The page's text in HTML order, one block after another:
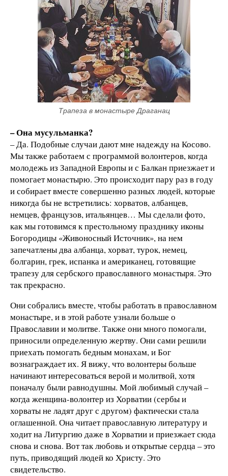
Трапеза в монастыре Драганац
– Она мусульманка?
– Да. Подобные случаи дают мне надежду на Косово.
Мы также работаем с программой волонтеров, когда
молодежь из Западной Европы и с Балкан приезжает и
помогает монастырю. Это происходит пару раз в году
и собирает вместе совершенно разных людей, которые
никогда бы не встретились: хорватов, албанцев,
немцев, французов, итальянцев… Мы сделали фото,
как мы готовимся к престольному празднику иконы
Богородицы «Живоносный Источник», на нем
запечатлены два албанца, хорват, турок, немец,
болгарин, грек, испанка и американец, готовящие
трапезу для сербского православного монастыря. Это
так прекрасно.
Они собрались вместе, чтобы работать в православном
монастыре, и в этой работе узнали больше о
Православии и молитве. Также они много помогали,
приносили определенную жертву. Они сами решили
приехать помогать бедным монахам, и Бог
вознаграждает их. Я вижу, что волонтеры больше
начинают интересоваться верой и молитвой, хотя
поначалу были равнодушны. Мой любимый случай –
когда женщина-волонтер из Хорватии (сербы и
хорваты не ладят друг с другом) фактически стала
оглашенной. Она читает православную литературу и
ходит на Литургию даже в Хорватии и приезжает сюда
снова и снова. Вот так любовь и открытые сердца – это
путь, приводящий людей ко Христу. Это
свидетельство.